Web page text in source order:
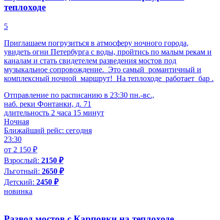
теплоходе
5
Приглашаем погрузиться в атмосферу ночного города,
увидеть огни Петербурга с воды, пройтись по малым рекам и
каналам и стать свидетелем разведения мостов под
музыкальное сопровождение. Это самый романтичный и
комплексный ночной маршрут! На теплоходе работает бар .
Отправление по расписанию в 23:30 пн.-вс.,
наб. реки Фонтанки, д. 71
длительность 2 часа 15 минут
Ночная
Ближайший рейс: сегодня
23:30
от 2 150 ₽
Взрослый: 2150 ₽
Льготный: 2650 ₽
Детский: 2450 ₽
новинка